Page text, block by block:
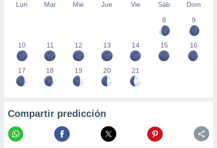
Lun Mar Mié Jue Vie Sáb
Dom
8
9
10 11 12 13 14 15 16
17 18 19 20 21
Compartir predicción